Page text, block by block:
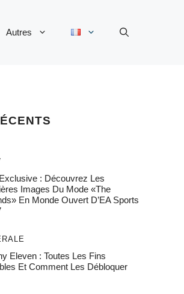
Autres
: Découvrez Les
Images Du Mode «The
En Monde Ouvert D’EA Sports
Eleven : Toutes Les Fins
Et Comment Les Débloquer